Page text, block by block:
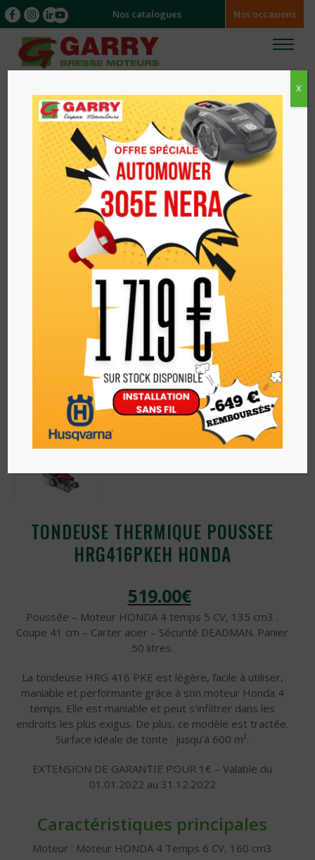
Nos catalogues Nos occasions
/ TONDEUSE THERMIQUE POUSSEE
HRG416PKEH HONDA
TONDEUSE THERMIQUE POUSSEE
HRG416PKEH HONDA
519.00€
Poussée – Moteur HONDA 4 temps 5 CV, 135 cm3 .
Coupe 41 cm – Carter acier – Sécurité DEADMAN. Panier
50 litres.
La tondeuse HRG 416 PKE est légère, facile à utiliser,
maniable et performante grâce à son moteur Honda 4
temps. Elle est maniable et peut s’infiltrer dans les
endroits les plus exigus. De plus, ce modèle est tractée.
Surface idéale de tonte : jusqu’à 600 m².
EXTENSION DE GARANTIE POUR 1€ – Valable du
01.01.2022 au 31.12.2022
Caractéristiques principales
Moteur : Moteur HONDA 4 Temps 6 CV, 160 cm3
X